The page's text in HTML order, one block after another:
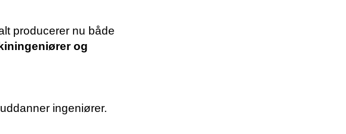
producerer nu både
og
ingeniører.